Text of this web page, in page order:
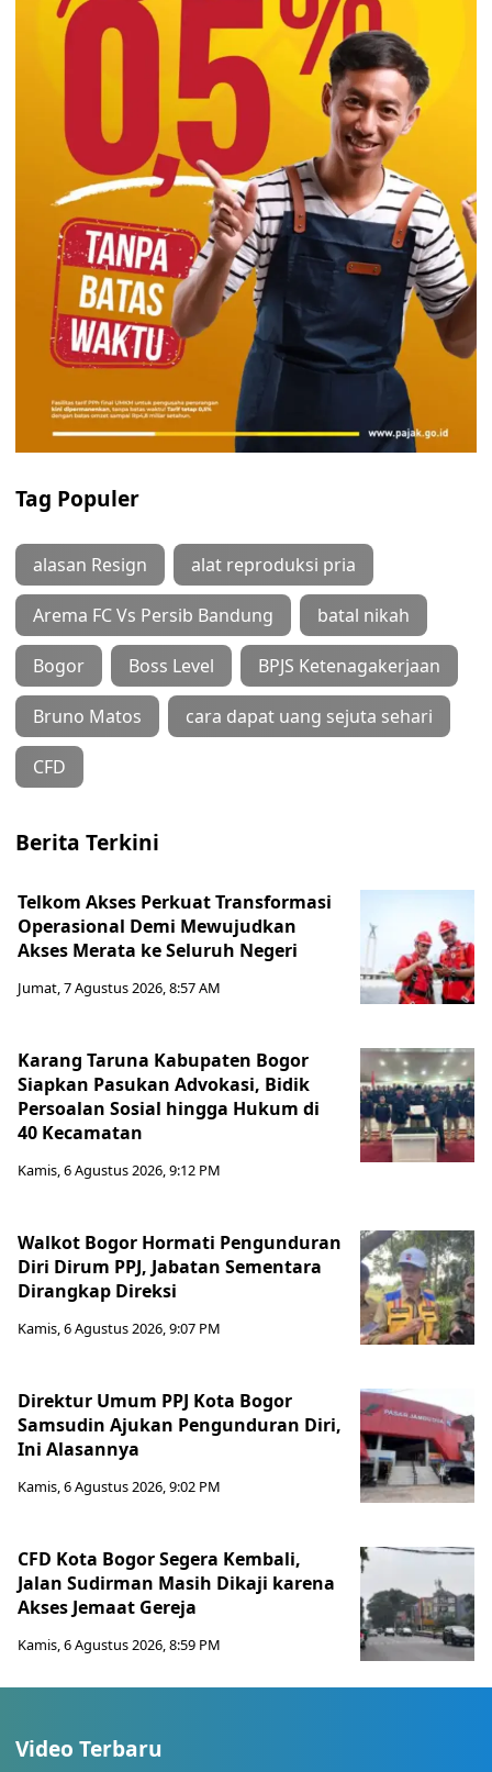
Tag Populer
alasan Resign alat reproduksi pria
Arema FC Vs Persib Bandung batal nikah
Bogor Boss Level BPJS Ketenagakerjaan
Bruno Matos cara dapat uang sejuta sehari
CFD
Berita Terkini
Telkom Akses Perkuat Transformasi
Operasional Demi Mewujudkan
Akses Merata ke Seluruh Negeri
Jumat, 7 Agustus 2026, 8:57 AM
Karang Taruna Kabupaten Bogor
Siapkan Pasukan Advokasi, Bidik
Persoalan Sosial hingga Hukum di
40 Kecamatan
Kamis, 6 Agustus 2026, 9:12 PM
Walkot Bogor Hormati Pengunduran
Diri Dirum PPJ, Jabatan Sementara
Dirangkap Direksi
Kamis, 6 Agustus 2026, 9:07 PM
Direktur Umum PPJ Kota Bogor
Samsudin Ajukan Pengunduran Diri,
Ini Alasannya
Kamis, 6 Agustus 2026, 9:02 PM
CFD Kota Bogor Segera Kembali,
Jalan Sudirman Masih Dikaji karena
Akses Jemaat Gereja
Kamis, 6 Agustus 2026, 8:59 PM
Video Terbaru